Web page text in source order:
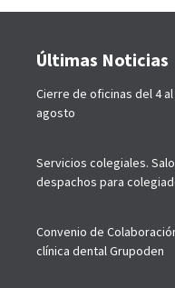
Últimas Noticias
Cierre de oficinas del 4 al
agosto
Servicios colegiales.
despachos para
Convenio de
clínica dental Grupoden